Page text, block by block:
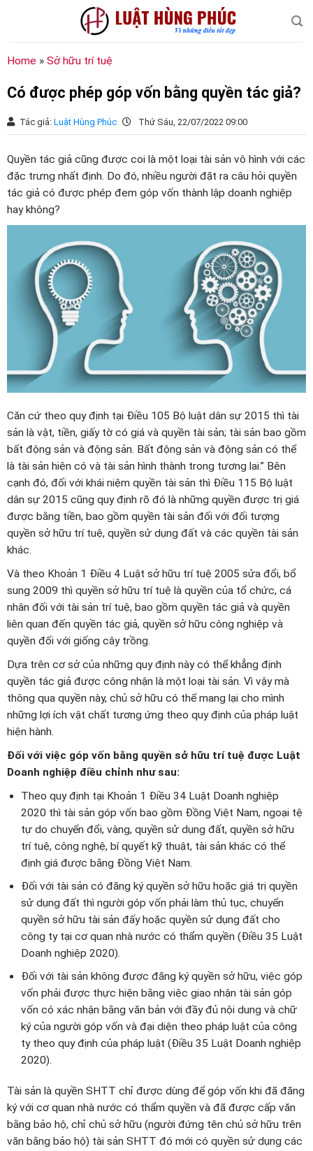
dung
Home » Sở hữu trí tuệ
Có được phép góp vốn bằng quyền tác giả?
Tác giả: Luật Hùng Phúc Thứ Sáu, 22/07/2022 09:00
Quyền tác giả cũng được coi là một loại tài sản vô hình với các
đặc trưng nhất định. Do đó, nhiều người đặt ra câu hỏi quyền
tác giả có được phép đem góp vốn thành lập doanh nghiệp
hay không?
Căn cứ theo quy định tại Điều 105 Bộ luật dân sự 2015 thì tài
sản là vật, tiền, giấy tờ có giá và quyền tài sản; tài sản bao gồm
bất động sản và động sản. Bất động sản và động sản có thể
là tài sản hiện có và tài sản hình thành trong tương lai.” Bên
cạnh đó, đối với khái niệm quyền tài sản thì Điều 115 Bộ luật
dân sự 2015 cũng quy định rõ đó là những quyền được trị giá
được bằng tiền, bao gồm quyền tài sản đối với đối tượng
quyền sở hữu trí tuệ, quyền sử dụng đất và các quyền tài sản
khác.
Và theo Khoản 1 Điều 4 Luật sở hữu trí tuệ 2005 sửa đổi, bổ
sung 2009 thì quyền sở hữu trí tuệ là quyền của tổ chức, cá
nhân đối với tài sản trí tuệ, bao gồm quyền tác giả và quyền
liên quan đến quyền tác giả, quyền sở hữu công nghiệp và
quyền đối với giống cây trồng.
Dựa trên cơ sở của những quy định này có thể khẳng định
quyền tác giả được công nhận là một loại tài sản. Vì vậy mà
thông qua quyền này, chủ sở hữu có thể mang lại cho mình
những lợi ích vật chất tương ứng theo quy định của pháp luật
hiện hành.
Đối với việc góp vốn bằng quyền sở hữu trí tuệ được Luật
Doanh nghiệp điều chỉnh như sau:
Theo quy định tại Khoản 1 Điều 34 Luật Doanh nghiệp
2020 thì tài sản góp vốn bao gồm Đồng Việt Nam, ngoại tệ
tự do chuyển đổi, vàng, quyền sử dụng đất, quyền sở hữu
trí tuệ, công nghệ, bí quyết kỹ thuật, tài sản khác có thể
định giá được bằng Đồng Việt Nam.
Đối với tài sản có đăng ký quyền sở hữu hoặc giá trị quyền
sử dụng đất thì người góp vốn phải làm thủ tục, chuyển
quyền sở hữu tài sản đấy hoặc quyền sử dụng đất cho
công ty tại cơ quan nhà nước có thẩm quyền (Điều 35 Luật
Doanh nghiệp 2020).
Đối với tài sản không được đăng ký quyền sở hữu, việc góp
vốn phải được thực hiện bằng việc giao nhận tài sản góp
vốn có xác nhận bằng văn bản với đầy đủ nội dung và chữ
ký của người góp vốn và đại diện theo pháp luật của công
ty theo quy định của pháp luật (Điều 35 Luật Doanh nghiệp
2020).
Tài sản là quyền SHTT chỉ được dùng để góp vốn khi đã đăng
ký với cơ quan nhà nước có thẩm quyền và đã được cấp văn
bằng bảo hộ, chỉ chủ sở hữu (người đứng tên chủ sở hữu trên
văn bằng bảo hộ) tài sản SHTT đó mới có quyền sử dụng các